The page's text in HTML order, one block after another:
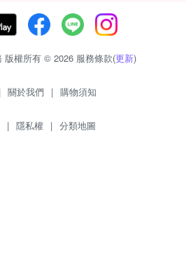
版權所有 © 2026 服務條款(更新)
關於我們 | 購物須知
| 隱私權 | 分類地圖